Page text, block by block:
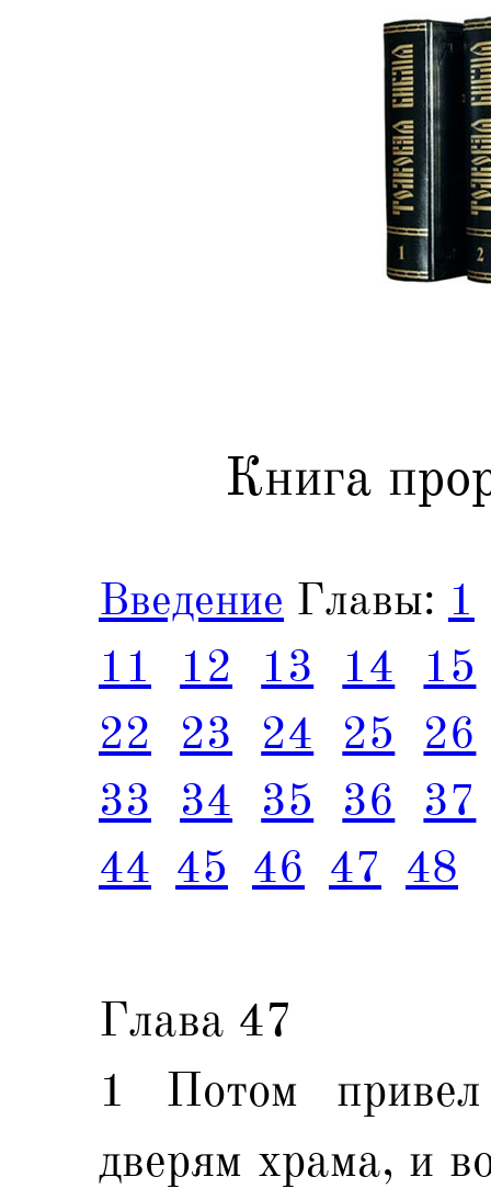
Книга
Введение Главы: 1
11
12 13 14
15
22
23 24 25
26
33
34 35 36
37
44 45 46 47 48
Глава 47
1 Потом
дверям храма, и